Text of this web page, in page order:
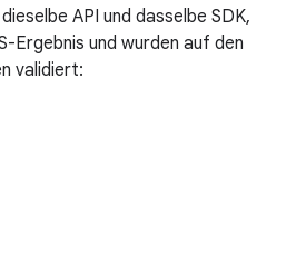
API und dasselbe SDK,
Ergebnis und wurden auf den
validiert: